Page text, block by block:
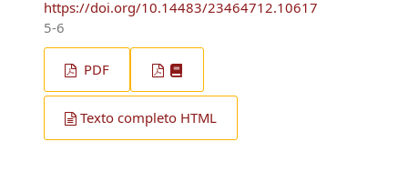
https://doi.org/10.14483/23464712.10617
5-6
PDF
Texto completo HTML